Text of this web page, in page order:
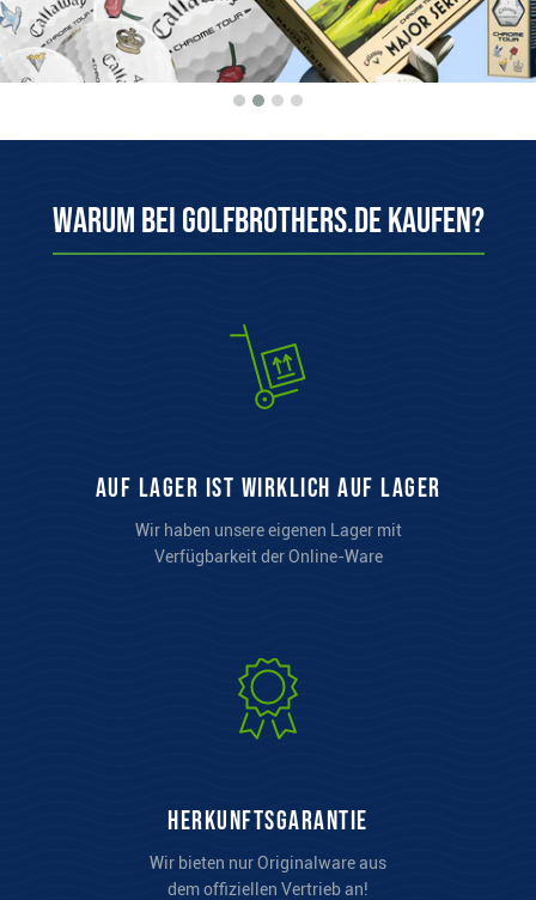
Warum bei Golfbrothers.de kaufen?
auf Lager ist wirklich auf Lager
Wir haben unsere eigenen Lager mit
Verfügbarkeit der Online-Ware
Herkunftsgarantie
Wir bieten nur Originalware aus
dem offiziellen Vertrieb an!